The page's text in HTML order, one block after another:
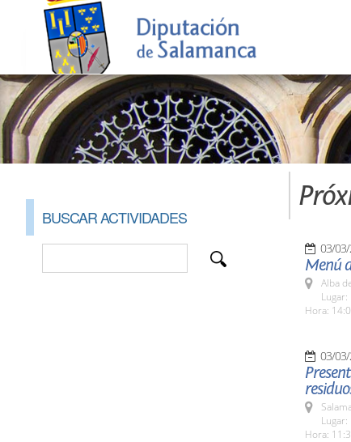
BUSCAR ACTIVIDADES
03/
Menú
Alba
Hora:
03/
Hora: